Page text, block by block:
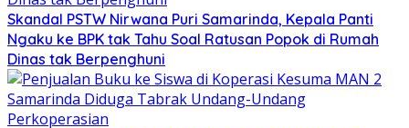
Skandal PSTW Nirwana Puri Samarinda, Kepala Panti
Ngaku ke BPK tak Tahu Soal Ratusan Popok di Rumah
Dinas tak Berpenghuni